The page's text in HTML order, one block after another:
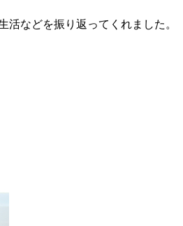
などを振り返ってくれました。